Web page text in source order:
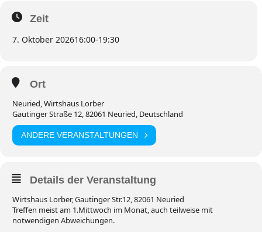
Zeit
7. Oktober 202616:00-19:30
Ort
Neuried, Wirtshaus Lorber
Gautinger Straße 12, 82061 Neuried, Deutschland
ANDERE VERANSTALTUNGEN
Details der Veranstaltung
Wirtshaus Lorber, Gautinger Str.12, 82061 Neuried
Treffen meist am 1.Mittwoch im Monat, auch teilweise mit
notwendigen Abweichungen.